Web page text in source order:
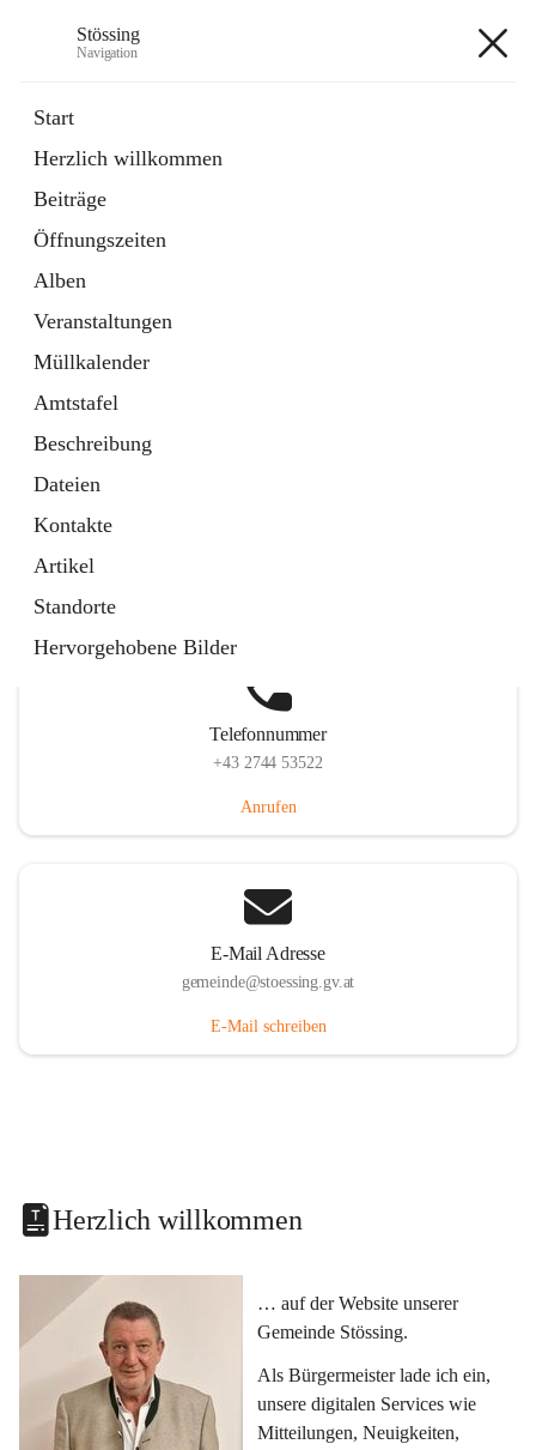
Stössing
Navigation
Start
Herzlich willkommen
Beiträge
Öffnungszeiten
Alben
Veranstaltungen
Müllkalender
Amtstafel
Beschreibung
Dateien
Kontakte
Artikel
Standorte
Hervorgehobene Bilder
Datei
in
Tab
Kindergarten
öffnet
in
neuem
Tab
Telefonnummer
+43 2744 53522
Anrufen
E-Mail Adresse
gemeinde@stoessing.gv.at
E-Mail schreiben
Herzlich willkommen
… auf der Website unserer
Gemeinde Stössing.
Als Bürgermeister lade ich ein,
unsere digitalen Services wie
Mitteilungen, Neuigkeiten,